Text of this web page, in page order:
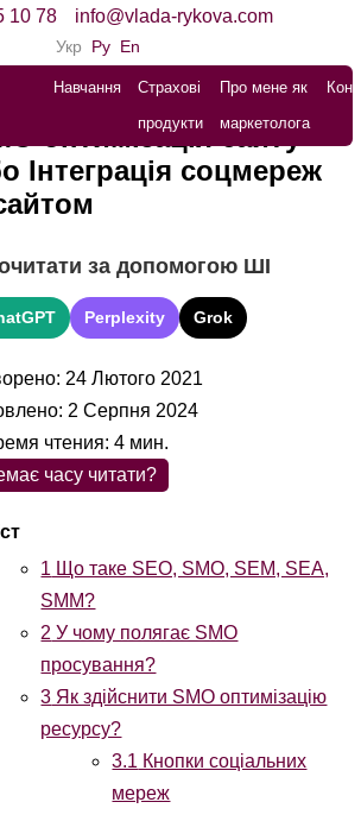
10 78 info@vlada-rykova.com
Укр Ру En
Навчання
Страхові
продукти
Про мене як
маркетолога
оптимізація сайту
Інтеграція соцмереж
за допомогою ШІ
Perplexity Grok
24 Лютого 2021
2 Серпня 2024
часу читати?
1 Що таке SEO, SMO, SEM, SEA,
SMM?
2 У чому полягає SMO
просування?
3 Як здійснити SMO ​​оптимізацію
ресурсу?
3.1 Кнопки соціальних
мереж
чтения:4 мин.